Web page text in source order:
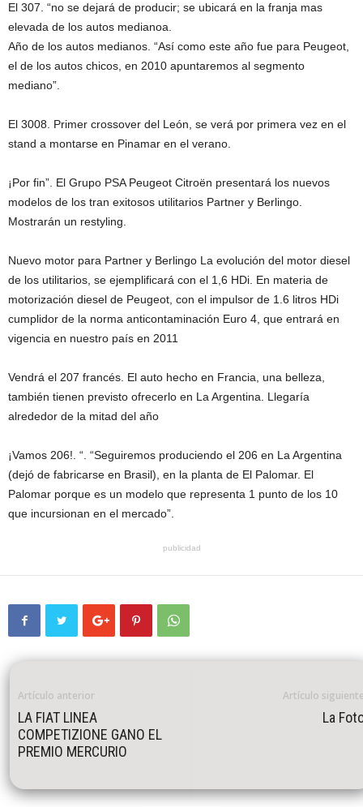
El 307. “no se dejará de producir; se ubicará en la franja mas
elevada de los autos medianoa.
Año de los autos medianos. “Así como este año fue para Peugeot,
el de los autos chicos, en 2010 apuntaremos al segmento
mediano”.
El 3008. Primer crossover del León, se verá por primera vez en el
stand a montarse en Pinamar en el verano.
¡Por fin”. El Grupo PSA Peugeot Citroën presentará los nuevos
modelos de los tran exitosos utilitarios Partner y Berlingo.
Mostrarán un restyling.
Nuevo motor para Partner y Berlingo La evolución del motor diesel
de los utilitarios, se ejemplificará con el 1,6 HDi. En materia de
motorización diesel de Peugeot, con el impulsor de 1.6 litros HDi
cumplidor de la norma anticontaminación Euro 4, que entrará en
vigencia en nuestro país en 2011
Vendrá el 207 francés. El auto hecho en Francia, una belleza,
también tienen previsto ofrecerlo en La Argentina. Llegaría
alrededor de la mitad del año
¡Vamos 206!. “. “Seguiremos produciendo el 206 en La Argentina
(dejó de fabricarse en Brasil), en la planta de El Palomar. El
Palomar porque es un modelo que representa 1 punto de los 10
que incursionan en el mercado”.
publicidad
Artículo anterior
LA FIAT LINEA
COMPETIZIONE GANO EL
PREMIO MERCURIO
Artículo
La